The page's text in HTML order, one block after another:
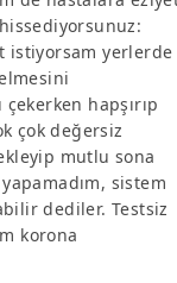
istiyorsam yerlerde
hapşırıp
çok değersiz
mutlu sona
sistem
dediler. Testsiz
korona